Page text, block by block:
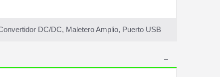
DC/DC, Maletero Amplio, Puerto USB